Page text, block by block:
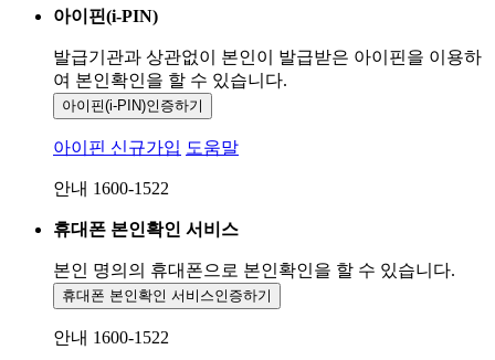
아이핀(i-PIN)
발급기관과 상관없이 본인이 발급받은 아이핀을 이용하
여 본인확인을 할 수 있습니다.
아이핀(i-PIN)인증하기
아이핀 신규가입 도움말
안내 1600-1522
휴대폰 본인확인 서비스
본인 명의의 휴대폰으로 본인확인을 할 수 있습니다.
휴대폰 본인확인 서비스인증하기
안내 1600-1522